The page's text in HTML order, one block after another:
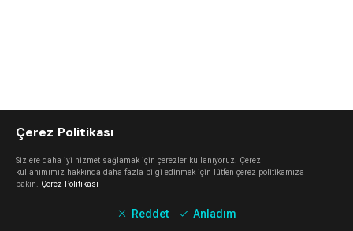
Çerez Politikası
Sizlere daha iyi hizmet sağlamak için çerezler kullanıyoruz. Çerez
kullanımımız hakkında daha fazla bilgi edinmek için lütfen çerez politikamıza
bakın. Çerez Politikası
Reddet Anladım